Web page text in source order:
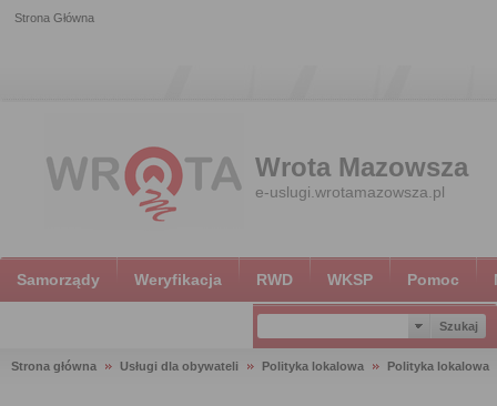
Strona Główna
Wrota Mazowsza
e-uslugi.wrotamazowsza.pl
Samorządy Weryfikacja RWD WKSP Pomoc
Strona główna Usługi dla obywateli Polityka lokalowa Polityka lokalowa